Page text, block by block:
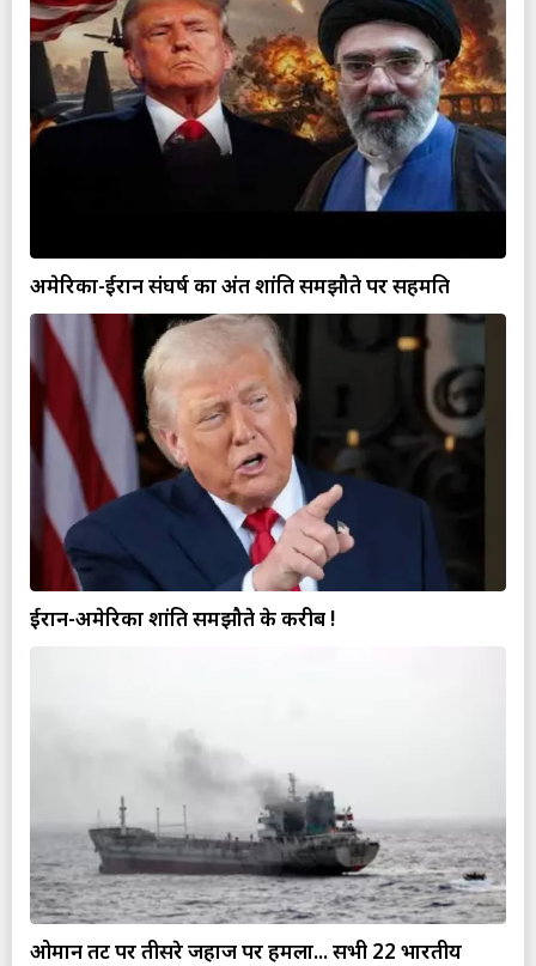
अमेरिका-ईरान संघर्ष का अंत शांति समझौते पर सहमति
ईरान-अमेरिका शांति समझौते के करीब !
ओमान तट पर तीसरे जहाज पर हमला... सभी 22 भारतीय